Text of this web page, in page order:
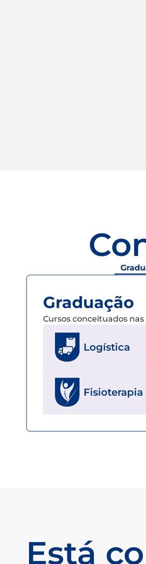
Graduação
Cursos conceituados
Logística
Fisioterapia
Está